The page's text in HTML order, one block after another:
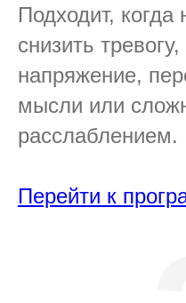
Подходит,
снизить
напряжение,
мысли или
расслаблением.
Перейти к